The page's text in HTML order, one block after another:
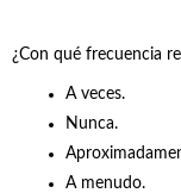
¿Con qué frecuencia
A veces.
Nunca.
A menudo.